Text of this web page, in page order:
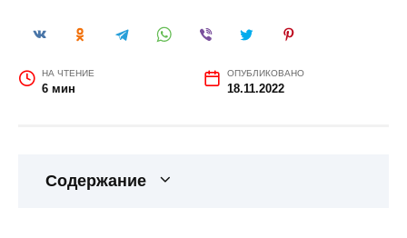
НА ЧТЕНИЕ
6 мин
ОПУБЛИКОВАНО
18.11.2022
Содержание